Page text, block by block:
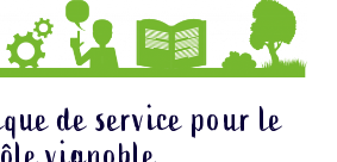
de service pour le